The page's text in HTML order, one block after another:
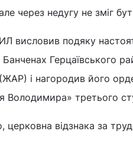
через недугу не зміг
висловив подяку
Герцаївського
і нагородив його
Володимира» третього
церковна відзнака за